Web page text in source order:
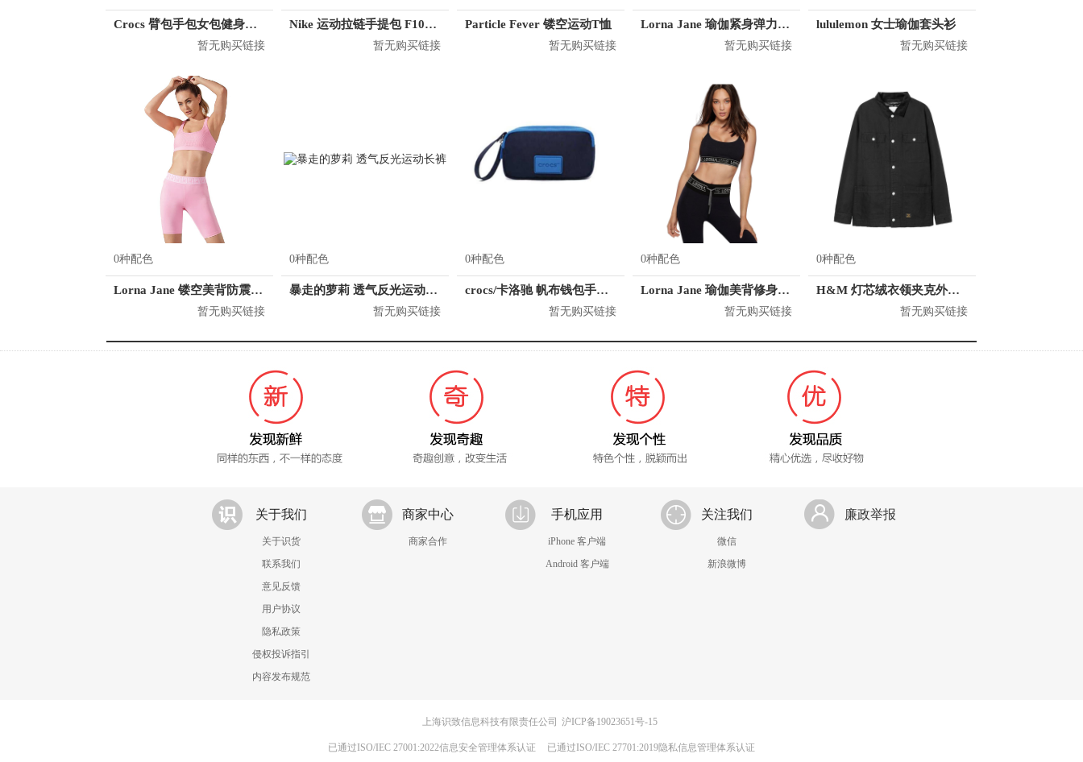
Crocs 臂包手包女包健身包小包 CE31K181009
暂无购买链接
Nike 运动拉链手提包 F1086R
暂无购买链接
Particle Fever 镂空运动T恤
暂无购买链接
Lorna Jane 瑜伽紧身弹力透气运动长裤 062085
暂无购买链接
lululemon 女士瑜伽套头衫
暂无购买链接
0种配色
Lorna Jane 镂空美背防震运动内衣 121942
暂无购买链接
0种配色
暴走的萝莉 透气反光运动长裤
暂无购买链接
0种配色
crocs/卡洛驰 帆布钱包手抓包手拿包零钱包女包 CB28A164064
暂无购买链接
0种配色
Lorna Jane 瑜伽美背修身运动内衣 042077
暂无购买链接
0种配色
H&M 灯芯绒衣领夹克外套 男女同款 0905121
暂无购买链接
关于我们
关于识货
联系我们
意见反馈
用户协议
隐私政策
侵权投诉指引
内容发布规范
商家中心
商家合作
手机应用
iPhone 客户端
Android 客户端
关注我们
微信
新浪微博
廉政举报
上海识致信息科技有限责任公司 沪ICP备19023651号-15
已通过ISO/IEC 27001:2022信息安全管理体系认证 已通过ISO/IEC 27701:2019隐私信息管理体系认证